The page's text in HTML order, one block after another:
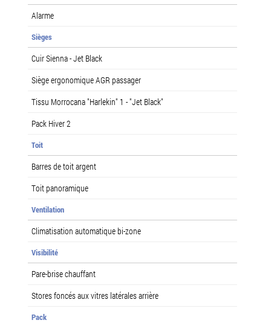
Alarme
Sièges
Cuir Sienna - Jet Black
Siège ergonomique AGR passager
Tissu Morrocana "Harlekin" 1 - "Jet Black"
Pack Hiver 2
Toit
Barres de toit argent
Toit panoramique
Ventilation
Climatisation automatique bi-zone
Visibilité
Pare-brise chauffant
Stores foncés aux vitres latérales arrière
Pack